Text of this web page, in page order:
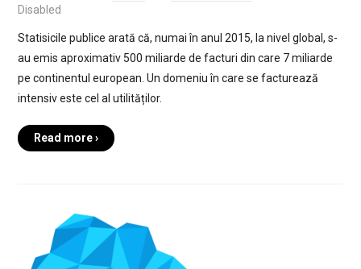
Disabled
Statisicile publice arată că, numai în anul 2015, la nivel global, s-
au emis aproximativ 500 miliarde de facturi din care 7 miliarde
pe continentul european. Un domeniu în care se facturează
intensiv este cel al utilităților.
Read more ›